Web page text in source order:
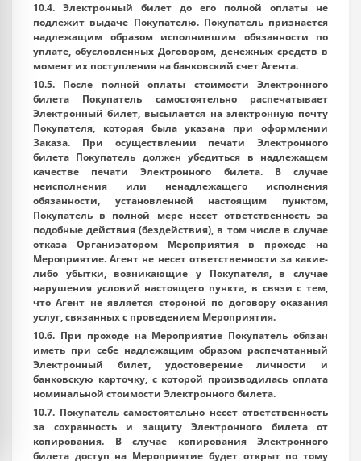
10.4. Электронный билет до его полной оплаты не
подлежит выдаче Покупателю. Покупатель признается
надлежащим образом исполнившим обязанности по
уплате, обусловленных Договором, денежных средств в
момент их поступления на банковский счет Агента.
10.5. После полной оплаты стоимости Электронного
билета Покупатель самостоятельно распечатывает
Электронный билет, высылается на электронную почту
Покупателя, которая была указана при оформлении
Заказа. При осуществлении печати Электронного
билета Покупатель должен убедиться в надлежащем
качестве печати Электронного билета. В случае
неисполнения или ненадлежащего исполнения
обязанности, установленной настоящим пунктом,
Покупатель в полной мере несет ответственность за
подобные действия (бездействия), в том числе в случае
отказа Организатором Мероприятия в проходе на
Мероприятие. Агент не несет ответственности за какие-
либо убытки, возникающие у Покупателя, в случае
нарушения условий настоящего пункта, в связи с тем,
что Агент не является стороной по договору оказания
услуг, связанных с проведением Мероприятия.
10.6. При проходе на Мероприятие Покупатель обязан
иметь при себе надлежащим образом распечатанный
Электронный билет, удостоверение личности и
банковскую карточку, с которой производилась оплата
номинальной стоимости Электронного билета.
10.7. Покупатель самостоятельно несет ответственность
за сохранность и защиту Электронного билета от
копирования. В случае копирования Электронного
билета доступ на Мероприятие будет открыт по тому